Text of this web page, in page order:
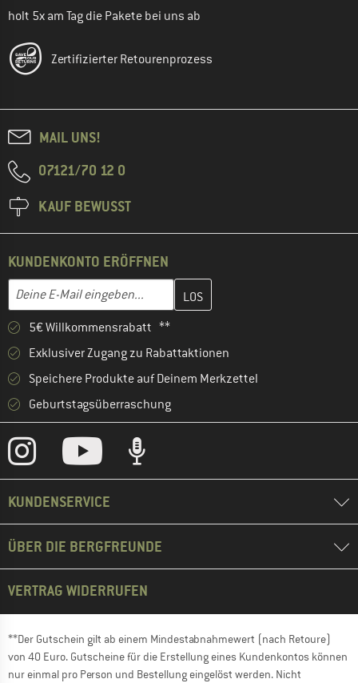
holt 5x am Tag die Pakete bei uns ab
Zertifizierter Retourenprozess
MAIL UNS!
07121/70 12 0
KAUF BEWUSST
KUNDENKONTO ERÖFFNEN
E-Mail-Adresse
Gib hier deine E-Mail-Adresse ein und erstelle im nächsten
5€ Willkommensrabatt **
Exklusiver Zugang zu Rabattaktionen
Speichere Produkte auf Deinem Merkzettel
Geburtstagsüberraschung
KUNDENSERVICE
ÜBER DIE BERGFREUNDE
VERTRAG WIDERRUFEN
**Der Gutschein gilt ab einem Mindestabnahmewert (nach Retoure)
von 40 Euro. Gutscheine für die Erstellung eines Kundenkontos können
nur einmal pro Person und Bestellung eingelöst werden. Nicht